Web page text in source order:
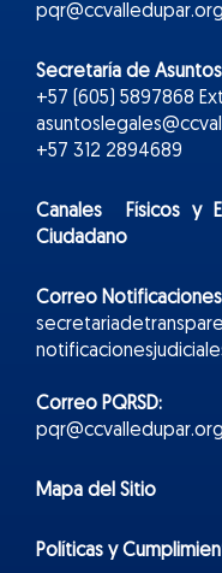
Secretaría de
+57 (605) 5897868
+57 312 2894689
Canales Físicos y
Ciudadano
Correo Notificaciones
Correo PQRSD:
Mapa del Sitio
Políticas y